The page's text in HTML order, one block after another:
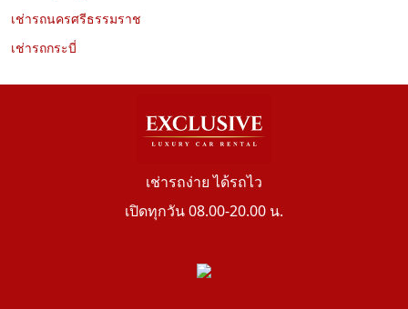
เช่ารถนครศรีธรรมราช
เช่ารถกระบี่
เช่ารถง่าย ได้รถไว
เปิดทุกวัน 08.00-20.00 น.